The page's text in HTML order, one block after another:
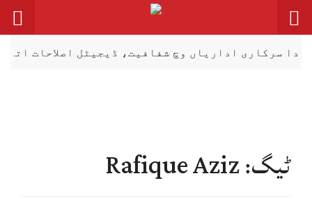
اداریاں وچ شفافیت، ڈیجیٹل اصلاحات اتے زور
ٹیگ: Rafique Aziz